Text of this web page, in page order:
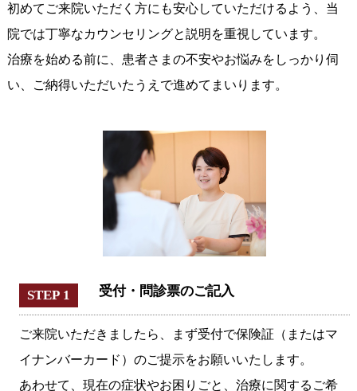
初めてご来院いただく方にも安心していただけるよう、当
院では丁寧なカウンセリングと説明を重視しています。
治療を始める前に、患者さまの不安やお悩みをしっかり伺
い、ご納得いただいたうえで進めてまいります。
STEP 1 受付・問診票のご記入
ご来院いただきましたら、まず受付で保険証（またはマ
イナンバーカード）のご提示をお願いいたします。
あわせて、現在の症状やお困りごと、治療に関するご希